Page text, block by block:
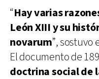
“Hay varias
León XIII y su
novarum”, sostuvo
El documento de
doctrina social de